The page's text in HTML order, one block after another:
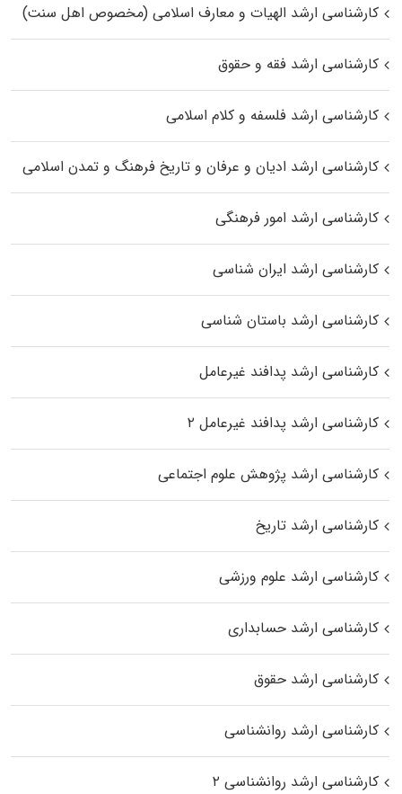
کارشناسی ارشد الهیات و معارف اسلامی (مخصوص اهل سنت)
کارشناسی ارشد فقه و حقوق
کارشناسی ارشد فلسفه و کلام اسلامی
کارشناسی ارشد ادیان و عرفان و تاریخ فرهنگ و تمدن اسلامی
کارشناسی ارشد امور فرهنگی
کارشناسی ارشد ایران شناسی
کارشناسی ارشد باستان شناسی
کارشناسی ارشد پدافند غیرعامل
کارشناسی ارشد پدافند غیرعامل ۲
کارشناسی ارشد پژوهش علوم اجتماعی
کارشناسی ارشد تاریخ
کارشناسی ارشد علوم ورزشی
کارشناسی ارشد حسابداری
کارشناسی ارشد حقوق
کارشناسی ارشد روانشناسی
کارشناسی ارشد روانشناسی ۲